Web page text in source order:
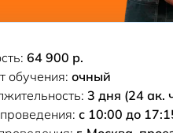
64 900 р.
обучения: очный
3 дня (24 ак.
с 10:00 до